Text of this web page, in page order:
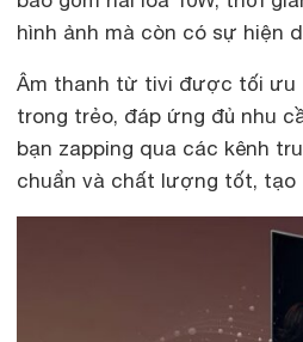
hình ảnh mà còn có sự hiện
Âm thanh từ tivi được tối ưu
trong trẻo, đáp ứng đủ nhu
bạn zapping qua các kênh
chuẩn và chất lượng tốt, tạo